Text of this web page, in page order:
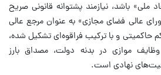
ملی» باشد، نیازمند پشتوانه قانونی صریح
عالی فضای مجازی» به عنوان مرجع عالی
و با ترکیب فراقوه‌ای تشکیل شده،
موازی در بدنه دولت، مصداق بارز
نهادی است.